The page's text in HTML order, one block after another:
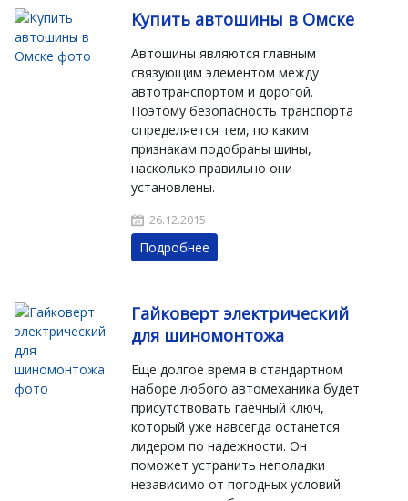
Купить автошины в Омске
Автошины являются главным
связующим элементом между
автотранспортом и дорогой.
Поэтому безопасность транспорта
определяется тем, по каким
признакам подобраны шины,
насколько правильно они
установлены.
26.12.2015
Подробнее
Гайковерт электрический
для шиномонтожа
Еще долгое время в стандартном
наборе любого автомеханика будет
присутствовать гаечный ключ,
который уже навсегда останется
лидером по надежности. Он
поможет устранить неполадки
независимо от погодных условий